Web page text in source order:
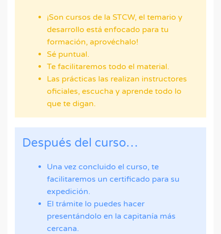
¡Son cursos de la STCW, el temario y
desarrollo está enfocado para tu
formación, aprovéchalo!
Sé puntual.
Te facilitaremos todo el material.
Las prácticas las realizan instructores
oficiales, escucha y aprende todo lo
que te digan.
Después del curso…
Una vez concluido el curso, te
facilitaremos un certificado para su
expedición.
El trámite lo puedes hacer
presentándolo en la capitanía más
cercana.